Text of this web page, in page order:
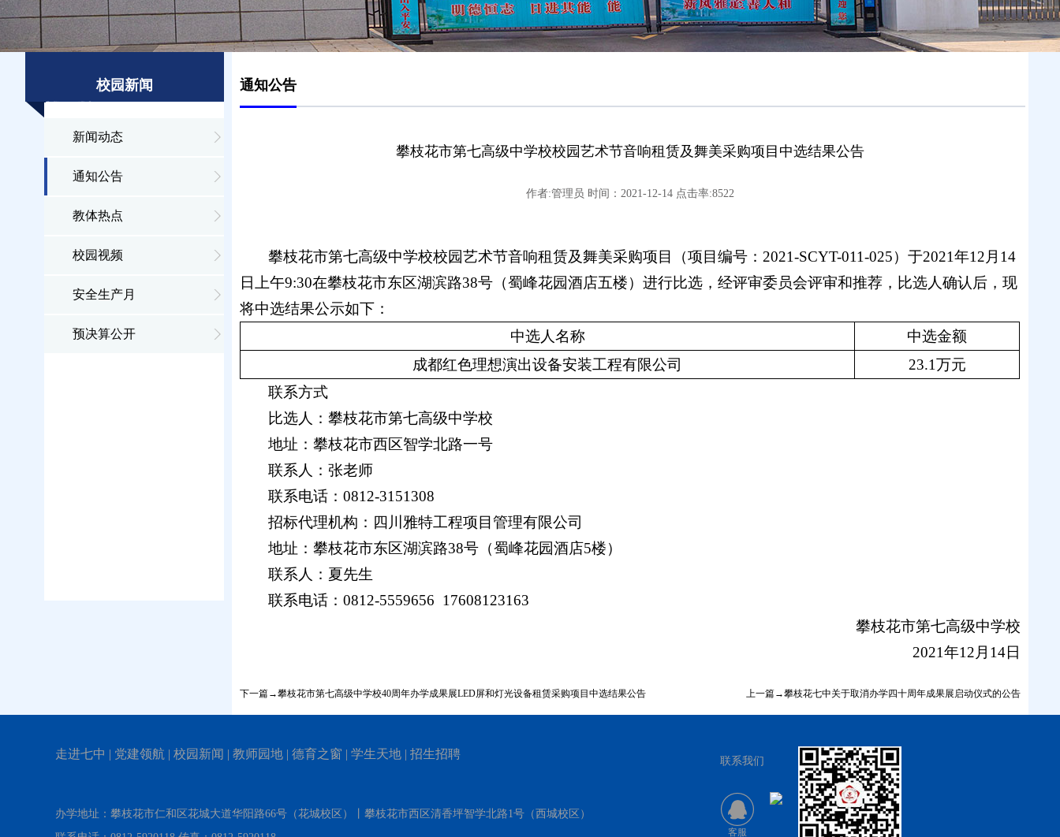
校园新闻
新闻动态
通知公告
教体热点
校园视频
安全生产月
预决算公开
通知公告
攀枝花市第七高级中学校校园艺术节音响租赁及舞美采购项目中选结果公告
作者:管理员 时间：2021-12-14 点击率:8522
攀枝花市第七高级中学校校园艺术节音响租赁及舞美采购项目（项目编号： 2021-SCYT-011-025） 于2021年1 2 月 14
日上午9:30在攀枝花市东区湖滨路38号（蜀峰花园酒店五楼） 进行比选 ，经评审委员会评审和推荐， 比选人确认 后 ，现
将中选结果公示如下：
中选人名称
中选金额
成都红色理想演出设备安装工程有限公司
23.1万元
联系方式
比选人 ：攀枝花市第七高级中学校
地址：攀枝花市西区智学北路一号
联系人： 张老师
联系电话： 0812-3151308
招标代理机构：四川雅特工程项目管理有限公司
地址：攀枝花市东区湖滨路38号（蜀峰花园酒店5楼）
联系人：夏先生
联系电话： 0812-5559656 17608123163
攀枝花市第七高级中学校
2021年12月14日
下一篇→攀枝花市第七高级中学校40周年办学成果展LED屏和灯光设备租赁采购项目中选结果公告 上一篇→攀枝花七中关于取消办学四十周年成果展启动仪式的公告
走进七中 | 党建领航 | 校园新闻 | 教师园地| 德育之窗 | 学生天地| 招生招聘
办学地址：攀枝花市仁和区花城大道华阳路66号（花城校区）丨攀枝花市西区清香坪智学北路1号（西城校区）
联系我们
客服